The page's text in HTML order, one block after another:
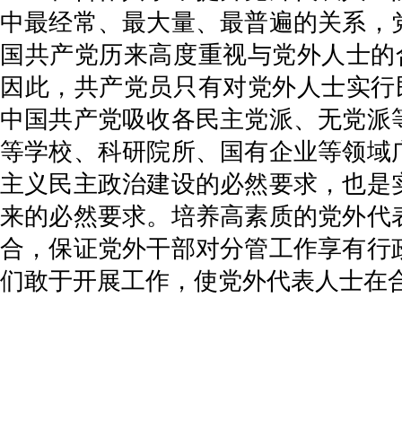
中最经常、最大量、最普遍的关系
国共产党历来高度重视与党外人士
因此，共产党员只有对党外人士实
中国共产党吸收各民主党派、无党
等学校、科研院所、国有企业等领
主义民主政治建设的必然要求，也
来的必然要求。培养高素质的党外
合，保证党外干部对分管工作享有
们敢于开展工作，使党外代表人士